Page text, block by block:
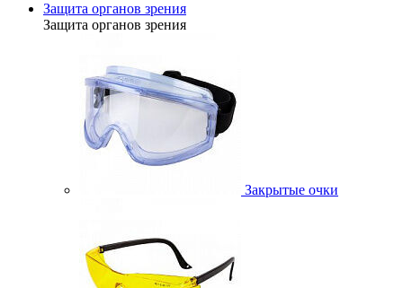
Защита органов зрения
Защита органов зрения
Закрытые очки